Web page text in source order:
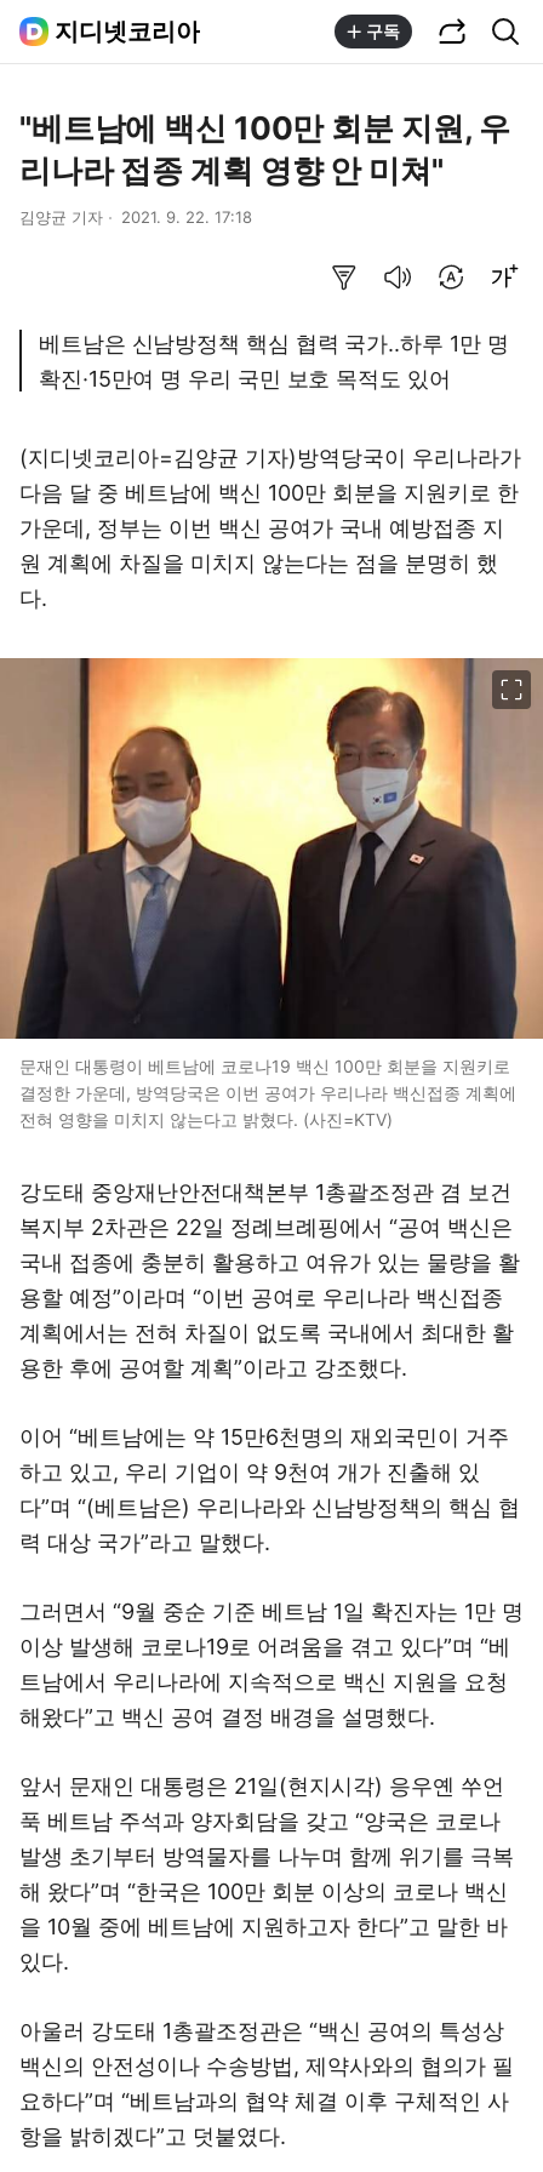
지디넷코리아 구독
"베트남에 백신 100만 회분 지원, 우
리나라 접종 계획 영향 안 미쳐"
김양균 기자 2021. 9. 22. 17:18
베트남은 신남방정책 핵심 협력 국가..하루 1만 명
확진·15만여 명 우리 국민 보호 목적도 있어
(지디넷코리아=김양균 기자)방역당국이 우리나라가
다음 달 중 베트남에 백신 100만 회분을 지원키로 한
가운데, 정부는 이번 백신 공여가 국내 예방접종 지
원 계획에 차질을 미치지 않는다는 점을 분명히 했
다.
문재인 대통령이 베트남에 코로나19 백신 100만 회분을 지원키로
결정한 가운데, 방역당국은 이번 공여가 우리나라 백신접종 계획에
전혀 영향을 미치지 않는다고 밝혔다. (사진=KTV)
강도태 중앙재난안전대책본부 1총괄조정관 겸 보건
복지부 2차관은 22일 정례브례핑에서 “공여 백신은
국내 접종에 충분히 활용하고 여유가 있는 물량을 활
용할 예정”이라며 “이번 공여로 우리나라 백신접종
계획에서는 전혀 차질이 없도록 국내에서 최대한 활
용한 후에 공여할 계획”이라고 강조했다.
이어 “베트남에는 약 15만6천명의 재외국민이 거주
하고 있고, 우리 기업이 약 9천여 개가 진출해 있
다”며 “(베트남은) 우리나라와 신남방정책의 핵심 협
력 대상 국가”라고 말했다.
그러면서 “9월 중순 기준 베트남 1일 확진자는 1만 명
이상 발생해 코로나19로 어려움을 겪고 있다”며 “베
트남에서 우리나라에 지속적으로 백신 지원을 요청
해왔다”고 백신 공여 결정 배경을 설명했다.
앞서 문재인 대통령은 21일(현지시각) 응우옌 쑤언
푹 베트남 주석과 양자회담을 갖고 “양국은 코로나
발생 초기부터 방역물자를 나누며 함께 위기를 극복
해 왔다”며 “한국은 100만 회분 이상의 코로나 백신
을 10월 중에 베트남에 지원하고자 한다”고 말한 바
있다.
아울러 강도태 1총괄조정관은 “백신 공여의 특성상
백신의 안전성이나 수송방법, 제약사와의 협의가 필
요하다”며 “베트남과의 협약 체결 이후 구체적인 사
항을 밝히겠다”고 덧붙였다.